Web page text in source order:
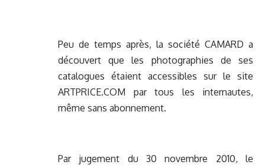
Peu de temps après, la société CAMARD a
découvert que les photographies de ses
catalogues étaient accessibles sur le site
ARTPRICE.COM par tous les internautes,
même sans abonnement.
Par jugement du 30 novembre 2010, le